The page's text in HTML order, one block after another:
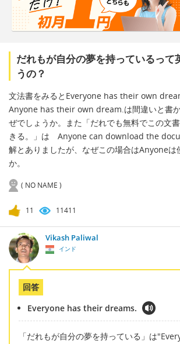
だれもが自分の夢を持っているって
うの？
文法書をみるとEveryone has their own
Anyone has their own dream.は間違いと書
ぜでしょうか。また「だれでも無料でこの文
きる。」は Anyone can download the
解とありましたが、なぜこの場合はAnyoneは
か。
( NO NAME )
11 11411
Vikash Paliwal
インド
回答
Everyone has their dreams.
「だれもが自分の夢を持っている」は